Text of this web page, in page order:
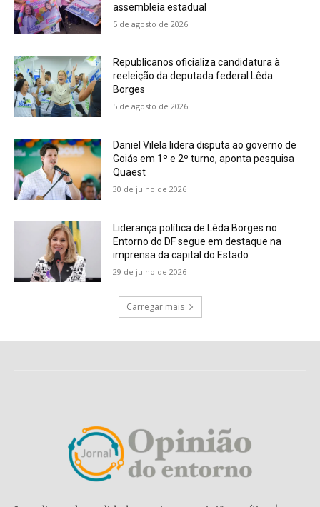
assembleia estadual
5 de agosto de 2026
Republicanos oficializa candidatura à
reeleição da deputada federal Lêda
Borges
5 de agosto de 2026
Daniel Vilela lidera disputa ao governo de
Goiás em 1º e 2º turno, aponta pesquisa
Quaest
30 de julho de 2026
Liderança política de Lêda Borges no
Entorno do DF segue em destaque na
imprensa da capital do Estado
29 de julho de 2026
Carregar mais